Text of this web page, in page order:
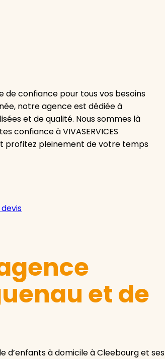
de confiance pour tous vos besoins
notre agence est dédiée à
et de qualité. Nous sommes là
confiance à VIVASERVICES
profitez pleinement de votre temps
et de
d’enfants à domicile à Cleebourg et ses